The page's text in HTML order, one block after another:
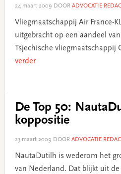
24 maart 2009 DOOR ADVOCATIE
Vliegmaatschappij Air France-
uitgebracht op een aandeel
Tsjechische vliegmaatschappij
verder
De Top 50:
koppositie
23 maart 2009 DOOR ADVOCATIE
NautaDutilh is wederom het
van Nederland. Dat blijkt uit de